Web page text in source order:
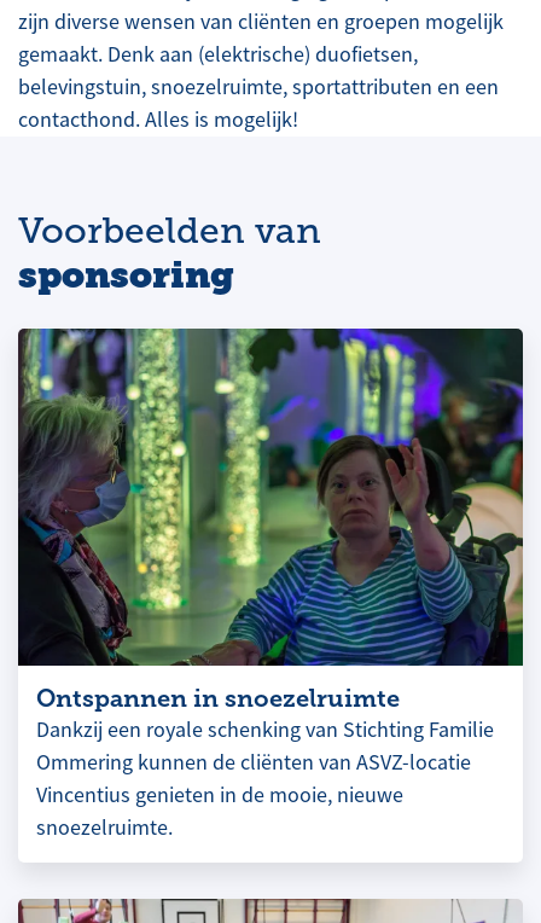
zijn diverse wensen van cliënten en groepen mogelijk
gemaakt. Denk aan (elektrische) duofietsen,
belevingstuin, snoezelruimte, sportattributen en een
contacthond. Alles is mogelijk!
Voorbeelden van
sponsoring
Ontspannen in snoezelruimte
Dankzij een royale schenking van Stichting Familie
Ommering kunnen de cliënten van ASVZ-locatie
Vincentius genieten in de mooie, nieuwe
snoezelruimte.